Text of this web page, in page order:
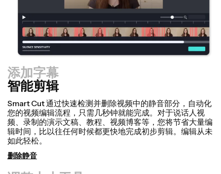
添加字幕
智能剪辑
调整大小工具
使用我们的调整画布功能，快速重新利用视频并让它们看起
来更专业！只需点击几下，你就可以将一个视频调整到适合
各种平台的尺寸，无论是TikTok、YouTube、Instagram、
Twitter、Linkedin还是其他地方。
调整视频大小